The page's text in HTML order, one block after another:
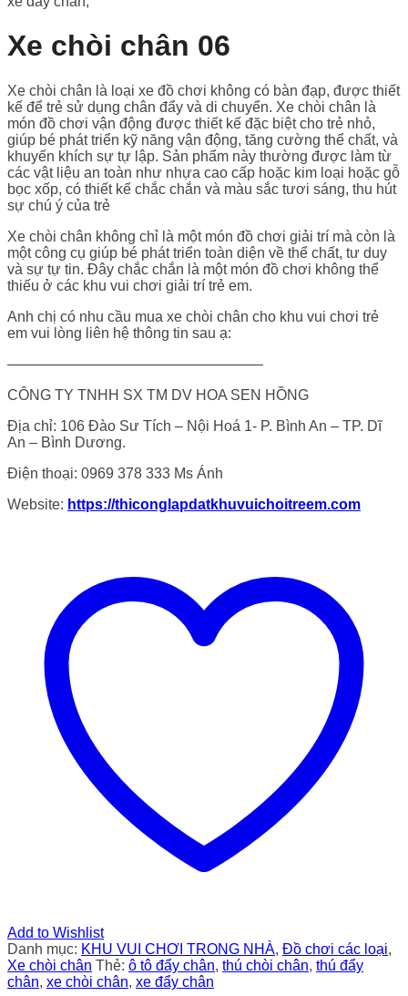
Xe chòi chân 06
Xe chòi chân là loại xe đồ chơi không có bàn đạp, được thiết
kế để trẻ sử dụng chân đẩy và di chuyển. Xe chòi chân là
món đồ chơi vận động được thiết kế đặc biệt cho trẻ nhỏ,
giúp bé phát triển kỹ năng vận động, tăng cường thể chất, và
khuyến khích sự tự lập. Sản phẩm này thường được làm từ
các vật liệu an toàn như nhựa cao cấp hoặc kim loại hoặc gỗ
bọc xốp, có thiết kế chắc chắn và màu sắc tươi sáng, thu hút
sự chú ý của trẻ
Xe chòi chân không chỉ là một món đồ chơi giải trí mà còn là
một công cụ giúp bé phát triển toàn diện về thể chất, tư duy
và sự tự tin. Đây chắc chắn là một món đồ chơi không thể
thiếu ở các khu vui chơi giải trí trẻ em.
Anh chị có nhu cầu mua xe chòi chân cho khu vui chơi trẻ
em vui lòng liên hệ thông tin sau ạ:
—————————————————–
CÔNG TY TNHH SX TM DV HOA SEN HỒNG
Địa chỉ: 106 Đào Sư Tích – Nội Hoá 1- P. Bình An – TP. Dĩ
An – Bình Dương.
Điện thoại: 0969 378 333 Ms Ánh
Website: https://thiconglapdatkhuvuichoitreem.com
Add to Wishlist
Danh mục: KHU VUI CHƠI TRONG NHÀ, Đồ chơi các loại,
Xe chòi chân Thẻ: ô tô đẩy chân, thú chòi chân, thú đẩy
chân, xe chòi chân, xe đẩy chân